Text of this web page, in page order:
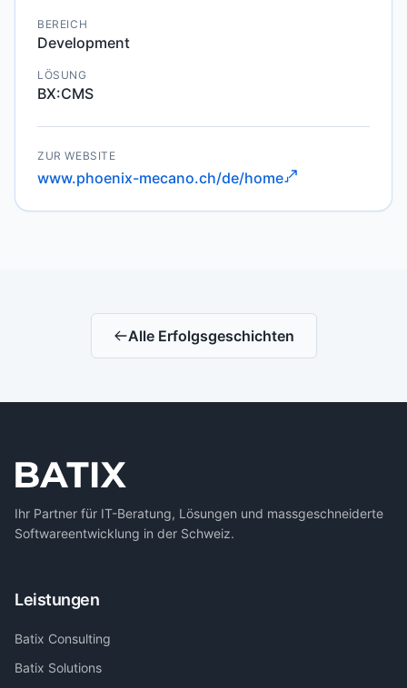
BEREICH
Development
LÖSUNG
BX:CMS
ZUR WEBSITE
www.phoenix-mecano.ch/de/home
Alle Erfolgsgeschichten
Ihr Partner für IT-Beratung, Lösungen und massgeschneiderte
Softwareentwicklung in der Schweiz.
Leistungen
Batix Consulting
Batix Solutions